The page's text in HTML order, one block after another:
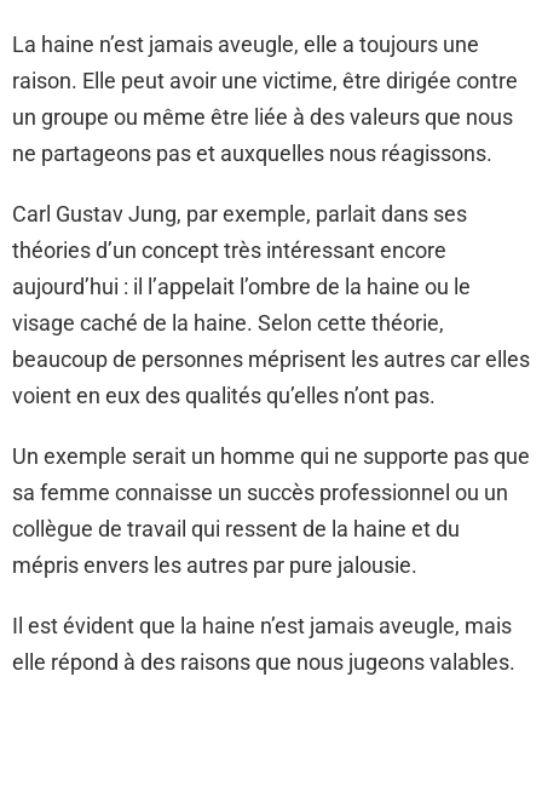
La haine n’est jamais aveugle, elle a toujours une
raison. Elle peut avoir une victime, être dirigée contre
un groupe ou même être liée à des valeurs que nous
ne partageons pas et auxquelles nous réagissons.
Carl Gustav Jung, par exemple, parlait dans ses
théories d’un concept très intéressant encore
aujourd’hui : il l’appelait l’ombre de la haine ou le
visage caché de la haine. Selon cette théorie,
beaucoup de personnes méprisent les autres car elles
voient en eux des qualités qu’elles n’ont pas.
Un exemple serait un homme qui ne supporte pas que
sa femme connaisse un succès professionnel ou un
collègue de travail qui ressent de la haine et du
mépris envers les autres par pure jalousie.
Il est évident que la haine n’est jamais aveugle, mais
elle répond à des raisons que nous jugeons valables.